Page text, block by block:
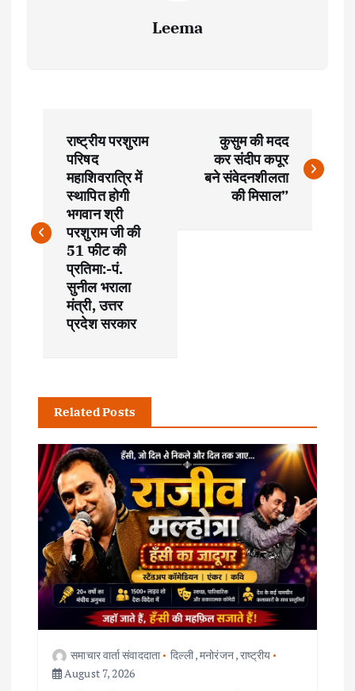
Leema
t
g
a
t
o
n
राष्ट्रीय परशुराम
परिषद
महाशिवरात्रि में
स्थापित होगी
भगवान श्री
परशुराम जी की
51 फीट की
प्रतिमा:-पं.
सुनील भराला
मंत्री, उत्तर
प्रदेश सरकार
कुसुम की मदद
कर संदीप कपूर
बने संवेदनशीलता
की मिसाल”
Related Posts
समाचार वार्ता संवाददाता दिल्ली,मनोरंजन,राष्ट्रीय
August 7, 2026